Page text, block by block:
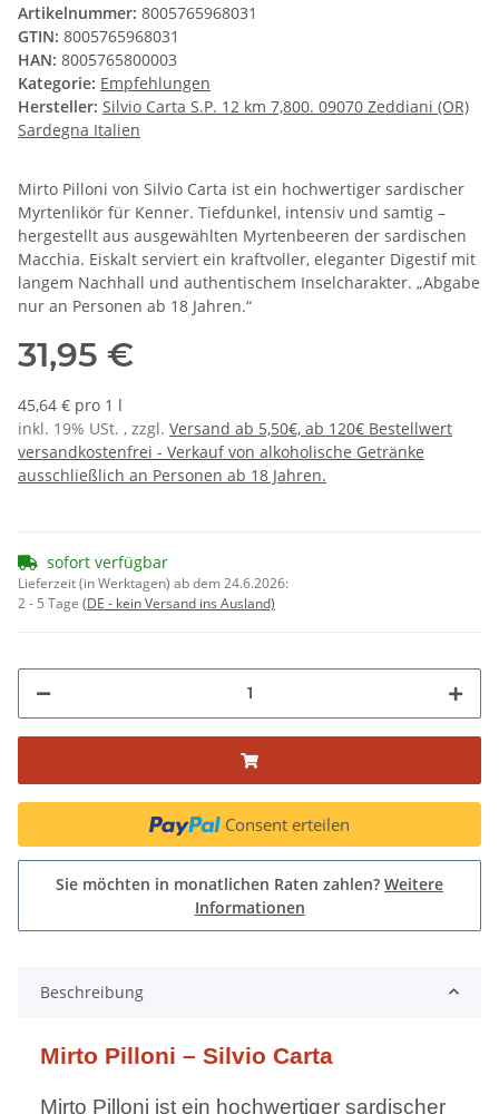
Artikelnummer: 8005765968031
GTIN: 8005765968031
HAN: 8005765800003
Kategorie: Empfehlungen
Hersteller: Silvio Carta S.P. 12 km 7,800. 09070 Zeddiani (OR)
Sardegna Italien
Mirto Pilloni von Silvio Carta ist ein hochwertiger sardischer
Myrtenlikör für Kenner. Tiefdunkel, intensiv und samtig –
hergestellt aus ausgewählten Myrtenbeeren der sardischen
Macchia. Eiskalt serviert ein kraftvoller, eleganter Digestif mit
langem Nachhall und authentischem Inselcharakter. „Abgabe
nur an Personen ab 18 Jahren.“
31,95 €
45,64 € pro 1 l
inkl. 19% USt. , zzgl. Versand ab 5,50€, ab 120€ Bestellwert
versandkostenfrei - Verkauf von alkoholische Getränke
ausschließlich an Personen ab 18 Jahren.
sofort verfügbar
Lieferzeit (in Werktagen) ab dem 24.6.2026:
2 - 5 Tage (DE - kein Versand ins Ausland)
Consent erteilen
Sie möchten in monatlichen Raten zahlen? Weitere
Informationen
Beschreibung
Mirto Pilloni – Silvio Carta
Mirto Pilloni ist ein hochwertiger sardischer